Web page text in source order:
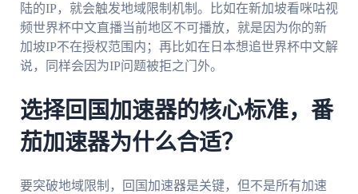
陆的IP，就会触发地域限制机制。比如在新加坡看咪咕视
频世界杯中文直播当前地区不可播放，就是因为你的新
加坡IP不在授权范围内；再比如在日本想追世界杯中文解
说，同样会因为IP问题被拒之门外。
选择回国加速器的核心标准，番
茄加速器为什么合适？
要突破地域限制，回国加速器是关键，但不是所有加速